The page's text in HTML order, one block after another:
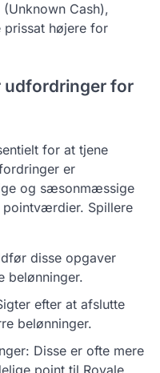
Cash),
prissat højere for
udfordringer for
for at tjene
er
og sæsonmæssige
Spillere
disse opgaver
belønninger.
efter at afslutte
belønninger.
Disse er ofte mere
point til Royale